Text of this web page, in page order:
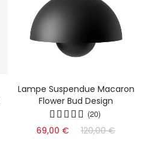
Lampe Suspendue Macaron
Flower Bud Design
(20)
69,00 € 120,00 €